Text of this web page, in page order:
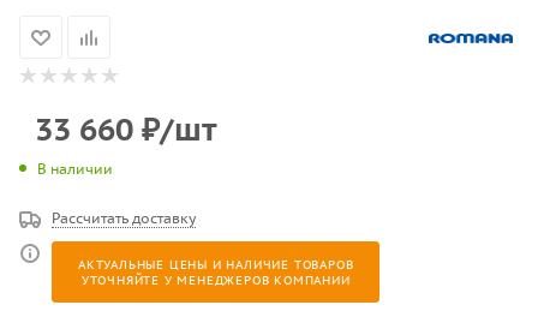
33 660 ₽/шт
В наличии
Рассчитать доставку
АКТУАЛЬНЫЕ ЦЕНЫ И НАЛИЧИЕ ТОВАРОВ
УТОЧНЯЙТЕ У МЕНЕДЖЕРОВ КОМПАНИИ